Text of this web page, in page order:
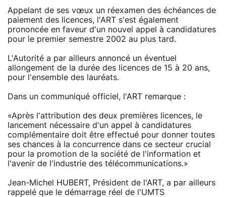
Appelant de ses vœux un réexamen des échéances de
paiement des licences, l'ART s'est également
prononcée en faveur d'un nouvel appel à candidatures
pour le premier semestre 2002 au plus tard.
L'Autorité a par ailleurs annoncé un éventuel
allongement de la durée des licences de 15 à 20 ans,
pour l'ensemble des lauréats.
Dans un communiqué officiel, l'ART remarque :
«Après l'attribution des deux premières licences, le
lancement nécessaire d'un appel à candidatures
complémentaire doit être effectué pour donner toutes
ses chances à la concurrence dans ce secteur crucial
pour la promotion de la société de l'information et
l'avenir de l'industrie des télécommunications.»
Jean-Michel HUBERT, Président de l'ART, a par ailleurs
rappelé que le démarrage réel de l'UMTS